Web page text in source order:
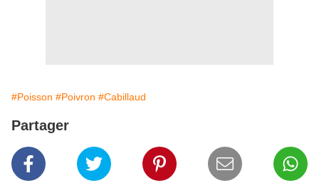
#Poisson #Poivron #Cabillaud
Partager